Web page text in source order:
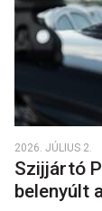
2026. JÚLIUS 2.
Szijjártó
belenyúlt